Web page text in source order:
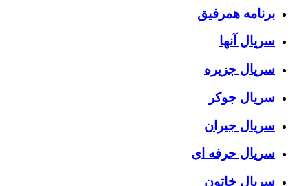
برنامه همرفیق
سریال آنها
سریال جزیره
سریال جوکر
سریال جیران
سریال حرفه ای
سریال خاتون